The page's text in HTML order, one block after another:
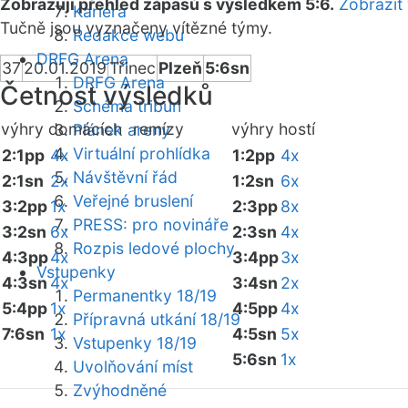
Kariéra
Redakce webu
DRFG Arena
DRFG Arena
Schéma tribun
Plánek areny
Virtuální prohlídka
Návštěvní řád
Veřejné bruslení
PRESS: pro novináře
Rozpis ledové plochy
Vstupenky
Permanentky 18/19
Přípravná utkání 18/19
Vstupenky 18/19
Uvolňování míst
Zvýhodněné
Zobrazuji přehled zápasů s výsledkem 5:6. Zobrazit
Tučně jsou vyznačeny vítězné týmy.
3720.01.2019Třinec Plzeň 5:6sn
Četnost výsledků
výhry domácíchremízy výhry hostí
2:1pp 4x
2:1sn 2x
3:2pp1x
3:2sn 6x
4:3pp4x
4:3sn4x
5:4pp1x
7:6sn 1x
1:2pp 4x
1:2sn 6x
2:3pp8x
2:3sn 4x
3:4pp3x
3:4sn 2x
4:5pp4x
4:5sn 5x
5:6sn 1x